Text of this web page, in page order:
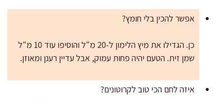
אפשר להכין בלי חומץ?
כן. הגדילו את מיץ הלימון ל-20 מ"ל והוסיפו עוד 10 מ"ל
שמן זית. הטעם יהיה פחות עמוק, אבל עדיין רענן ומאוזן.
איזה לחם הכי טוב לקרוטונים?